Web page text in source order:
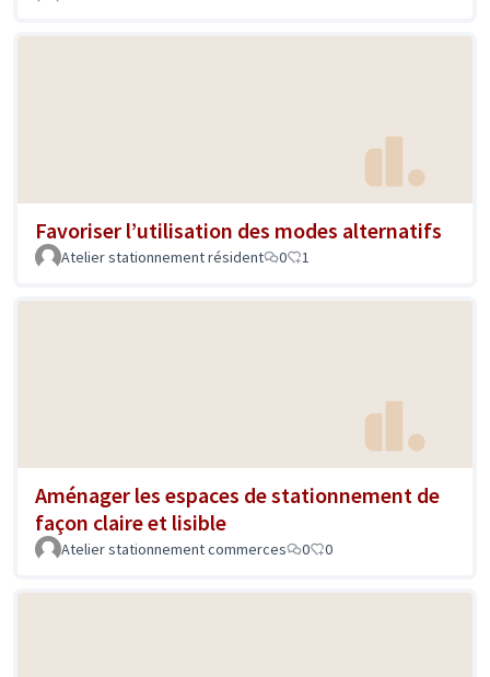
Favoriser l’utilisation des modes alternatifs
Atelier stationnement résident 0 1
Aménager les espaces de stationnement de
façon claire et lisible
Atelier stationnement commerces 0 0